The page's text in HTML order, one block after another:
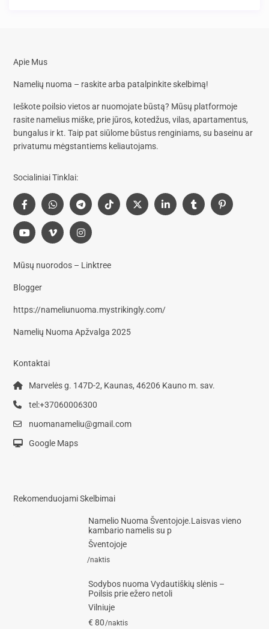
Apie Mus
Namelių nuoma – raskite arba patalpinkite skelbimą!
Ieškote poilsio vietos ar nuomojate būstą? Mūsų platformoje
rasite namelius miške, prie jūros, kotedžus, vilas, apartamentus,
bungalus ir kt. Taip pat siūlome būstus renginiams, su baseinu ar
privatumu mėgstantiems keliautojams.
Socialiniai Tinklai:
Mūsų nuorodos – Linktree
Blogger
https://nameliunuoma.mystrikingly.com/
Namelių Nuoma Apžvalga 2025
Kontaktai
Marvelės g. 147D-2, Kaunas, 46206 Kauno m. sav.
tel:+37060006300
nuomanameliu@gmail.com
Google Maps
Rekomenduojami Skelbimai
Namelio Nuoma Šventojoje.Laisvas vieno
kambario namelis su p
Šventojoje
/naktis
Sodybos nuoma Vydautiškių slėnis –
Poilsis prie ežero netoli
Vilniuje
€ 80/naktis